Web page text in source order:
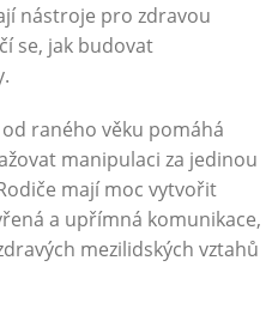
nástroje pro zdravou
se, jak budovat
raného věku pomáhá
manipulaci za jedinou
mají moc vytvořit
a upřímná komunikace,
mezilidských vztahů